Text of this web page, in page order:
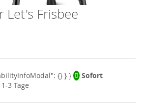
Let's Frisbee
Sofort
3 Tage